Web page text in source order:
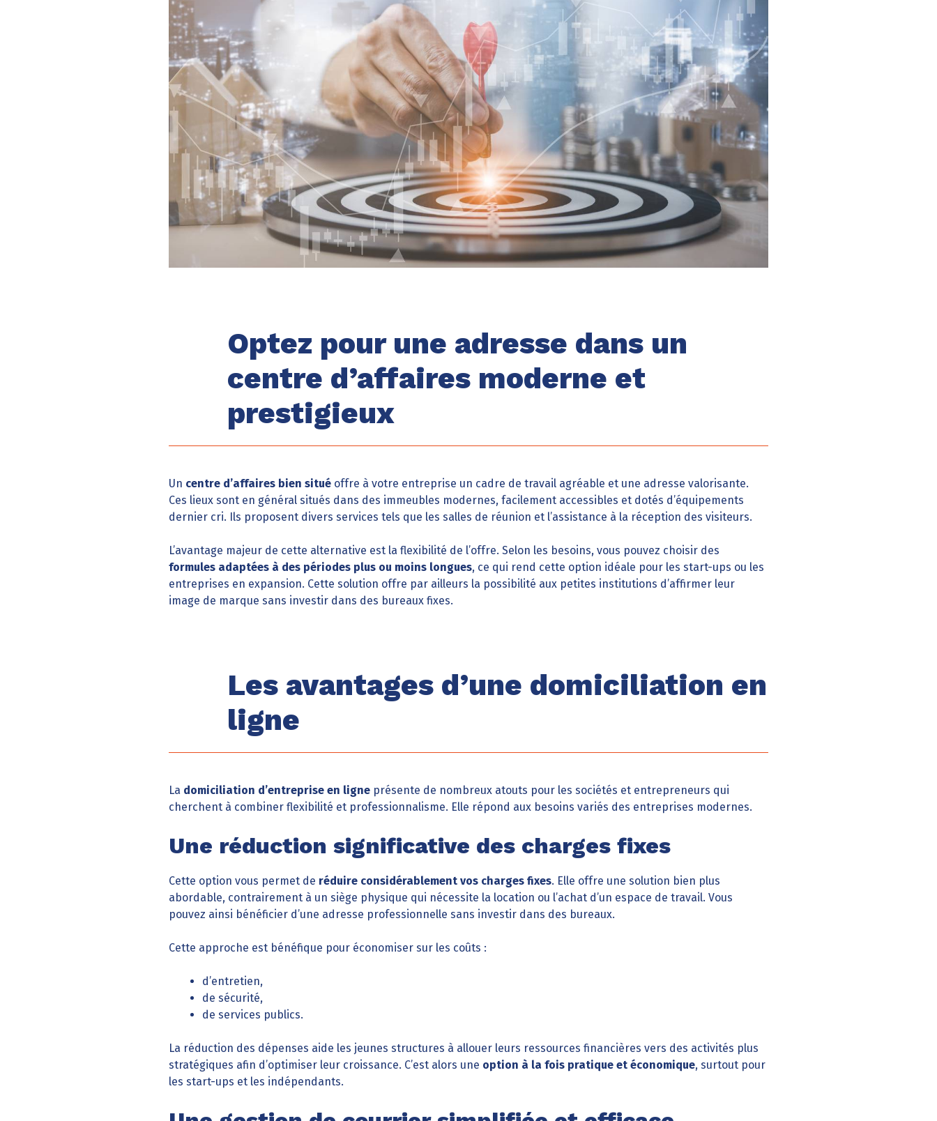
Optez pour une adresse dans un
centre d’affaires moderne et
prestigieux
Un centre d’affaires bien situé offre à votre entreprise un cadre de travail agréable et une adresse valorisante.
Ces lieux sont en général situés dans des immeubles modernes, facilement accessibles et dotés d’équipements
dernier cri. Ils proposent divers services tels que les salles de réunion et l’assistance à la réception des visiteurs.
L’avantage majeur de cette alternative est la flexibilité de l’offre. Selon les besoins, vous pouvez choisir des
formules adaptées à des périodes plus ou moins longues, ce qui rend cette option idéale pour les start-ups ou les
entreprises en expansion. Cette solution offre par ailleurs la possibilité aux petites institutions d’affirmer leur
image de marque sans investir dans des bureaux fixes.
Les avantages d’une domiciliation en
ligne
La domiciliation d’entreprise en ligne présente de nombreux atouts pour les sociétés et entrepreneurs qui
cherchent à combiner flexibilité et professionnalisme. Elle répond aux besoins variés des entreprises modernes.
Une réduction significative des charges fixes
Cette option vous permet de réduire considérablement vos charges fixes. Elle offre une solution bien plus
abordable, contrairement à un siège physique qui nécessite la location ou l’achat d’un espace de travail. Vous
pouvez ainsi bénéficier d’une adresse professionnelle sans investir dans des bureaux.
Cette approche est bénéfique pour économiser sur les coûts :
d’entretien,
de sécurité,
de services publics.
La réduction des dépenses aide les jeunes structures à allouer leurs ressources financières vers des activités plus
stratégiques afin d’optimiser leur croissance. C’est alors une option à la fois pratique et économique, surtout pour
les start-ups et les indépendants.